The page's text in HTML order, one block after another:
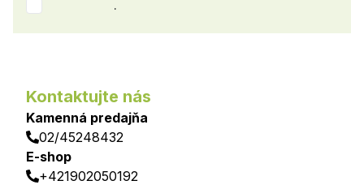
.
Kontaktujte nás
Kamenná predajňa
02/45248432
E-shop
+421902050192